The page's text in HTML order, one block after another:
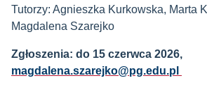
Tutorzy: Agnieszka Kurkowska, Marta
Magdalena Szarejko
Zgłoszenia: do 15 czerwca 2026,
magdalena.szarejko@pg.edu.pl